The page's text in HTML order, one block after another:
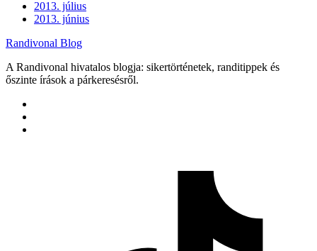
2013. július
2013. június
Randivonal Blog
A Randivonal hivatalos blogja: sikertörténetek, randitippek és
őszinte írások a párkeresésről.